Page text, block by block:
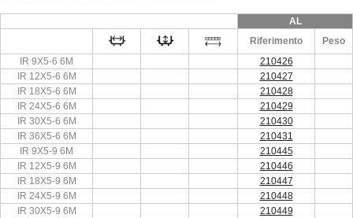
AL
Riferimento
Peso
IR 9X5-6 6M
210426
IR 12X5-6 6M
210427
IR 18X5-6 6M
210428
IR 24X5-6 6M
210429
IR 30X5-6 6M
210430
IR 36X5-6 6M
210431
IR 9X5-9 6M
210445
IR 12X5-9 6M
210446
IR 18X5-9 6M
210447
IR 24X5-9 6M
210448
IR 30X5-9 6M
210449